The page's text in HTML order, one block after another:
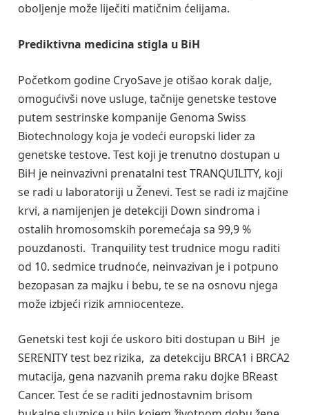
oboljenje može liječiti matičnim ćelijama.
Prediktivna medicina stigla u BiH
Početkom godine CryoSave je otišao korak dalje,
omogućivši nove usluge, tačnije genetske testove
putem sestrinske kompanije Genoma Swiss
Biotechnology koja je vodeći europski lider za
genetske testove. Test koji je trenutno dostupan u
BiH je neinvazivni prenatalni test TRANQUILITY, koji
se radi u laboratoriji u Ženevi. Test se radi iz majčine
krvi, a namijenjen je detekciji Down sindroma i
ostalih hromosomskih poremećaja sa 99,9 %
pouzdanosti. Tranquility test trudnice mogu raditi
od 10. sedmice trudnoće, neinvazivan je i potpuno
bezopasan za majku i bebu, te se na osnovu njega
može izbjeći rizik amniocenteze.
Genetski test koji će uskoro biti dostupan u BiH je
SERENITY test bez rizika, za detekciju BRCA1 i BRCA2
mutacija, gena nazvanih prema raku dojke BReast
Cancer. Test će se raditi jednostavnim brisom